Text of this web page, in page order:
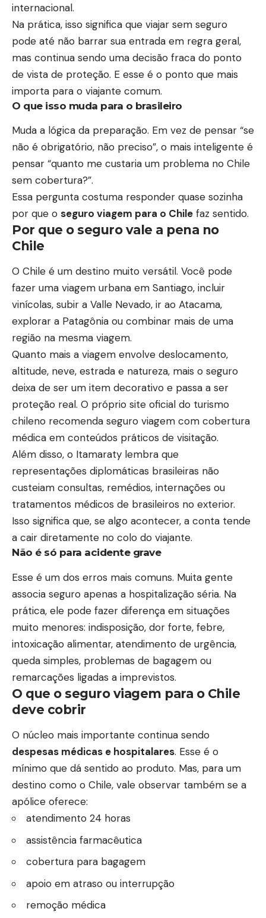
internacional.
Na prática, isso significa que viajar sem seguro
pode até não barrar sua entrada em regra geral,
mas continua sendo uma decisão fraca do ponto
de vista de proteção. E esse é o ponto que mais
importa para o viajante comum.
O que isso muda para o brasileiro
Muda a lógica da preparação. Em vez de pensar “se
não é obrigatório, não preciso”, o mais inteligente é
pensar “quanto me custaria um problema no Chile
sem cobertura?”.
Essa pergunta costuma responder quase sozinha
por que o seguro viagem para o Chile faz sentido.
Por que o seguro vale a pena no
Chile
O Chile é um destino muito versátil. Você pode
fazer uma viagem urbana em Santiago, incluir
vinícolas, subir a Valle Nevado, ir ao Atacama,
explorar a Patagônia ou combinar mais de uma
região na mesma viagem.
Quanto mais a viagem envolve deslocamento,
altitude, neve, estrada e natureza, mais o seguro
deixa de ser um item decorativo e passa a ser
proteção real. O próprio site oficial do turismo
chileno recomenda seguro viagem com cobertura
médica em conteúdos práticos de visitação.
Além disso, o Itamaraty lembra que
representações diplomáticas brasileiras não
custeiam consultas, remédios, internações ou
tratamentos médicos de brasileiros no exterior.
Isso significa que, se algo acontecer, a conta tende
a cair diretamente no colo do viajante.
Não é só para acidente grave
Esse é um dos erros mais comuns. Muita gente
associa seguro apenas a hospitalização séria. Na
prática, ele pode fazer diferença em situações
muito menores: indisposição, dor forte, febre,
intoxicação alimentar, atendimento de urgência,
queda simples, problemas de bagagem ou
remarcações ligadas a imprevistos.
O que o seguro viagem para o Chile
deve cobrir
O núcleo mais importante continua sendo
despesas médicas e hospitalares. Esse é o
mínimo que dá sentido ao produto. Mas, para um
destino como o Chile, vale observar também se a
apólice oferece:
atendimento 24 horas
assistência farmacêutica
cobertura para bagagem
apoio em atraso ou interrupção
remoção médica